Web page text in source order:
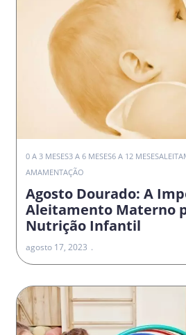
0 A 3 MESES3 A 6 MESES6 A 12 MESES
AMAMENTAÇÃO
Agosto Dourado: A
Aleitamento Materno
Nutrição Infantil
agosto 17, 2023